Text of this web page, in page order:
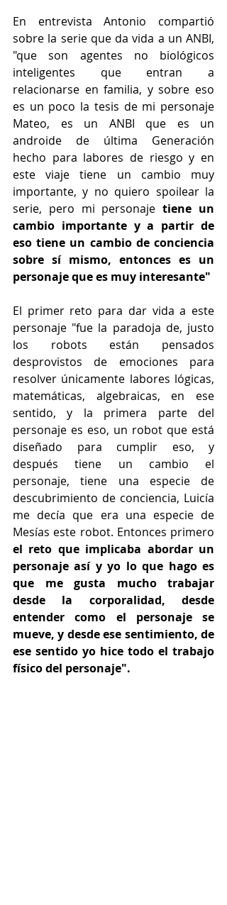
En entrevista Antonio compartió
sobre la serie que da vida a un ANBI,
"que son agentes no biológicos
inteligentes que entran a
relacionarse en familia, y sobre eso
es un poco la tesis de mi personaje
Mateo, es un ANBI que es un
androide de última Generación
hecho para labores de riesgo y en
este viaje tiene un cambio muy
importante, y no quiero spoilear la
serie, pero mi personaje tiene un
cambio importante y a partir de
eso tiene un cambio de conciencia
sobre sí mismo, entonces es un
personaje que es muy interesante"
El primer reto para dar vida a este
personaje "fue la paradoja de, justo
los robots están pensados
desprovistos de emociones para
resolver únicamente labores lógicas,
matemáticas, algebraicas, en ese
sentido, y la primera parte del
personaje es eso, un robot que está
diseñado para cumplir eso, y
después tiene un cambio el
personaje, tiene una especie de
descubrimiento de conciencia, Luicía
me decía que era una especie de
Mesías este robot. Entonces primero
el reto que implicaba abordar un
personaje así y yo lo que hago es
que me gusta mucho trabajar
desde la corporalidad, desde
entender como el personaje se
mueve, y desde ese sentimiento, de
ese sentido yo hice todo el trabajo
físico del personaje".